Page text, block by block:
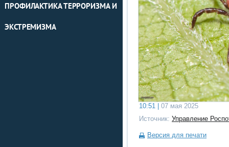
ПРОФИЛАКТИКА ТЕРРОРИЗМА И
ЭКСТРЕМИЗМА
10:51 | 07 мая 2025
Источник: Управление
Версия для печати